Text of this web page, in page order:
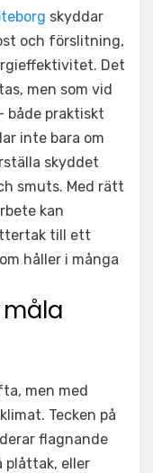
skyddar
och förslitning,
Det
men som vid
både praktiskt
inte bara om
skyddet
smuts. Med rätt
kan
till ett
håller i många
men med
Tecken på
flagnande
plåttak, eller